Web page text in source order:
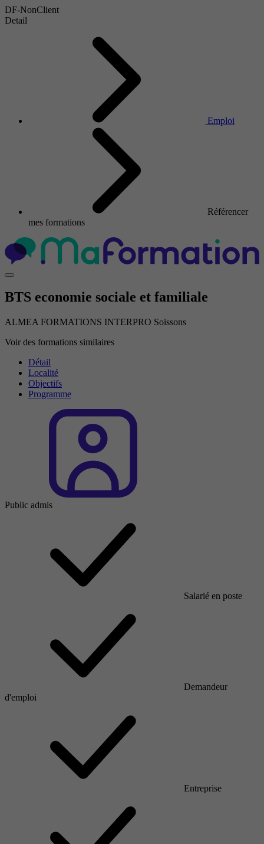
DF-NonClient
Detail
Emploi
Référencer
mes formations
BTS economie sociale et familiale
ALMEA FORMATIONS INTERPRO Soissons
Voir des formations similaires
Détail
Localité
Objectifs
Programme
Public admis
Salarié en poste
Demandeur
d'emploi
Entreprise